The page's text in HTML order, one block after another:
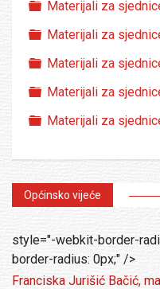
Folder
Materijali za
Folder
Materijali za
Folder
Materijali za
Folder
Materijali za
Folder
Materijali za
Općinsko vijeće
style="-webkit-border-
border-radius: 0px;" />
Franciska Jurišić Bačić,